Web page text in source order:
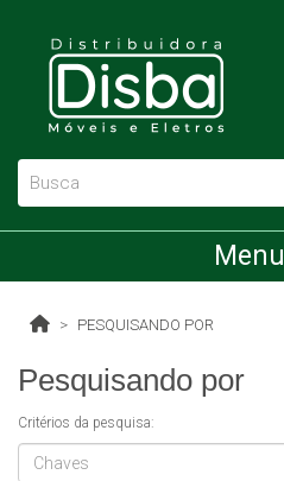
Menu
PESQUISANDO POR
Pesquisando por
Critérios da pesquisa: